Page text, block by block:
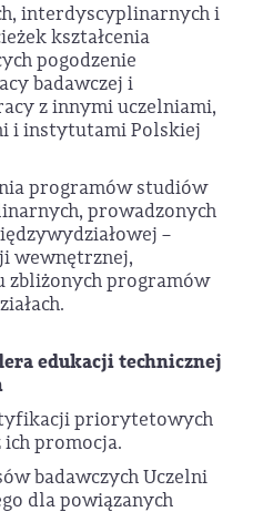
interdyscyplinarnych i
kształcenia
pogodzenie
badawczej i
z innymi uczelniami,
i instytutami Polskiej
programów studiów
prowadzonych
–
wewnętrznej,
zbliżonych programów
edukacji technicznej
priorytetowych
promocja.
badawczych Uczelni
dla powiązanych